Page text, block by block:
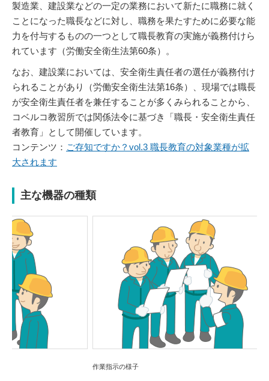
製造業、建設業などの一定の業務において新たに職務に就く
ことになった職長などに対し、職務を果たすために必要な能
力を付与するものの一つとして職長教育の実施が義務付けら
れています（労働安全衛生法第60条）。
なお、建設業においては、安全衛生責任者の選任が義務付け
られることがあり（労働安全衛生法第16条）、現場では職長
が安全衛生責任者を兼任することが多くみられることから、
コベルコ教習所では関係法令に基づき「職長・安全衛生責任
者教育」として開催しています。
コンテンツ： ご存知ですか？vol.3 職長教育の対象業種が拡
大されます
主な機器の種類
Previou
s
作業指示の様子
Next